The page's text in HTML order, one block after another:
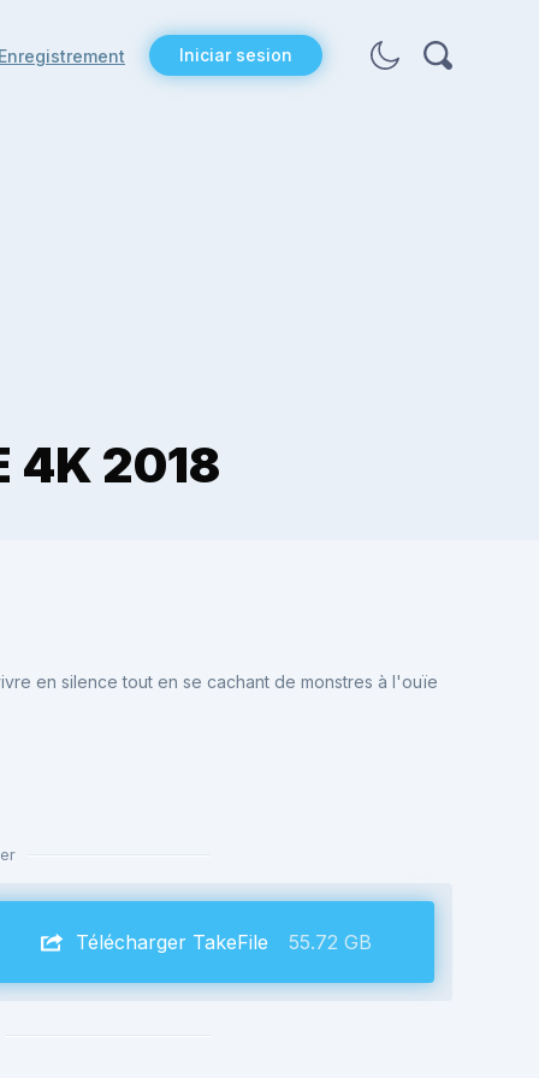
Enregistrement Iniciar sesion
4K 2018
en silence tout en se cachant de monstres à l'ouïe
Télécharger TakeFile 55.72 GB